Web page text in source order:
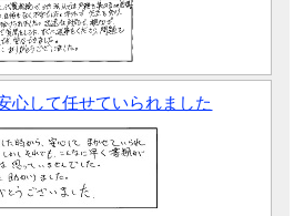
心して任せていられました